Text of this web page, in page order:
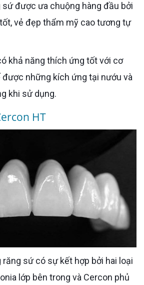
sứ được ưa chuộng hàng đầu bởi
vẻ đẹp thẩm mỹ cao tương tự
được những kích ứng tại nướu và
khi sử dụng.
HT
lớp bên trong và Cercon phủ